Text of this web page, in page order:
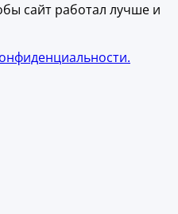
сайт работал лучше и